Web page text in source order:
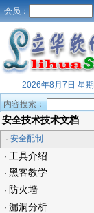
会员：
2026年8月7日 星
内容搜索：
安全技术技术文档
· 安全配制
· 工具介绍
· 黑客教学
· 防火墙
· 漏洞分析